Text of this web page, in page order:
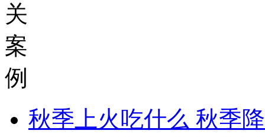
关
案
例
秋季上火吃什么 秋季